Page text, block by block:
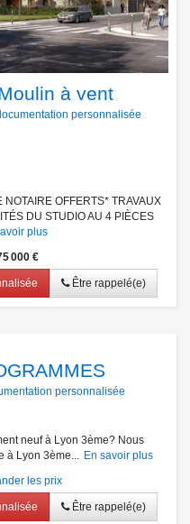
à vent
personnalisée
OFFERTS* TRAVAUX
DU STUDIO AU 4 PIÈCES
plus
000 €
Être rappelé(e)
personnalisée
neuf à Lyon 3ème? Nous
à Lyon 3ème... En savoir plus
les prix
Être rappelé(e)